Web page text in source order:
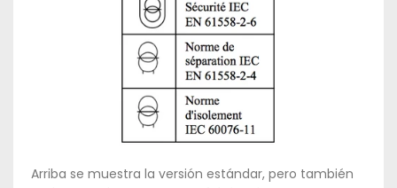
Arriba se muestra la versión estándar, pero también